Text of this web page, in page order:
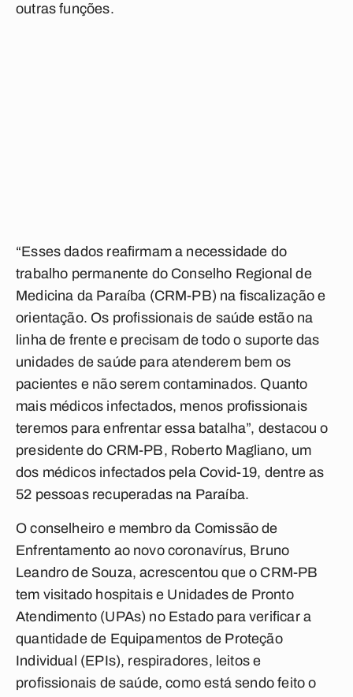
outras funções.
“Esses dados reafirmam a necessidade do
trabalho permanente do Conselho Regional de
Medicina da Paraíba (CRM-PB) na fiscalização e
orientação. Os profissionais de saúde estão na
linha de frente e precisam de todo o suporte das
unidades de saúde para atenderem bem os
pacientes e não serem contaminados. Quanto
mais médicos infectados, menos profissionais
teremos para enfrentar essa batalha”, destacou o
presidente do CRM-PB, Roberto Magliano, um
dos médicos infectados pela Covid-19, dentre as
52 pessoas recuperadas na Paraíba.
O conselheiro e membro da Comissão de
Enfrentamento ao novo coronavírus, Bruno
Leandro de Souza, acrescentou que o CRM-PB
tem visitado hospitais e Unidades de Pronto
Atendimento (UPAs) no Estado para verificar a
quantidade de Equipamentos de Proteção
Individual (EPIs), respiradores, leitos e
profissionais de saúde, como está sendo feito o